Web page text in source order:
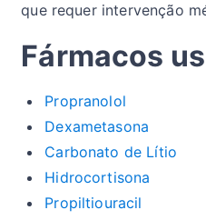
que requer intervenção
Fármacos
Propranolol
Dexametasona
Carbonato de Lítio
Hidrocortisona
Propiltiouracil